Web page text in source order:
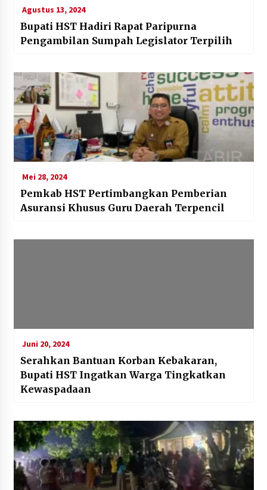
Agustus 13, 2024
Bupati HST Hadiri Rapat Paripurna
Pengambilan Sumpah Legislator Terpilih
Mei 28, 2024
Pemkab HST Pertimbangkan Pemberian
Asuransi Khusus Guru Daerah Terpencil
Juni 20, 2024
Serahkan Bantuan Korban Kebakaran,
Bupati HST Ingatkan Warga Tingkatkan
Kewaspadaan